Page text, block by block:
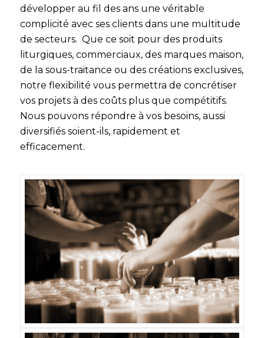
développer au fil des ans une véritable
complicité avec ses clients dans une multitude
de secteurs. Que ce soit pour des produits
liturgiques, commerciaux, des marques maison,
de la sous-traitance ou des créations exclusives,
notre flexibilité vous permettra de concrétiser
vos projets à des coûts plus que compétitifs.
Nous pouvons répondre à vos besoins, aussi
diversifiés soient-ils, rapidement et
efficacement.